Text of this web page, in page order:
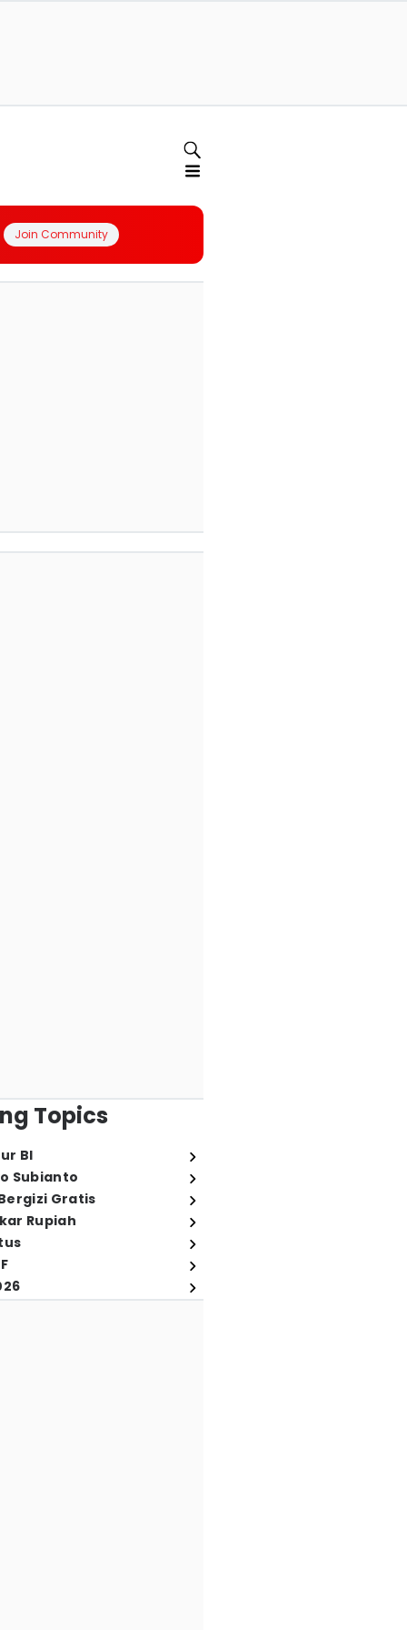
Join Community
Topics
BI
Subianto
Gratis
Rupiah